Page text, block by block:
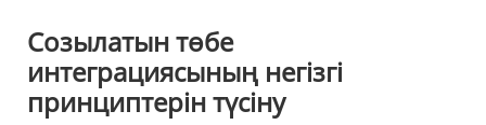
Созылатын төбе
интеграциясының негізгі
принциптерін түсіну